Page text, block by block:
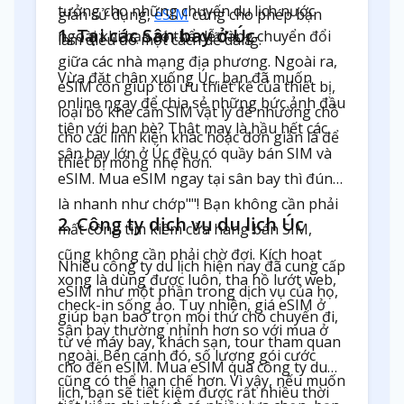
gian sử dụng,eSIMcũng cho phép bạn
làm điều đó một cách dễ dàng.
tưởng cho những chuyến du lịch nước
ngoài khi bạn có thể dễ dàng chuyển đổi
giữa các nhà mạng địa phương. Ngoài ra,
eSIM còn giúp tối ưu thiết kế của thiết bị,
loại bỏ khe cắm SIM vật lý để nhường chỗ
cho các linh kiện khác hoặc đơn giản là để
thiết bị mỏng nhẹ hơn.
1. Tại các Sân bay ở Úc
Vừa đặt chân xuống Úc, bạn đã muốn
online ngay để chia sẻ những bức ảnh đầu
tiên với bạn bè? Thật may là hầu hết các
sân bay lớn ở Úc đều có quầy bán SIM và
eSIM. Mua eSIM ngay tại sân bay thì đúng
là nhanh như chớp""! Bạn không cần phải
mất công tìm kiếm cửa hàng bán SIM,
cũng không cần phải chờ đợi. Kích hoạt
xong là dùng được luôn, tha hồ lướt web,
check-in sống ảo. Tuy nhiên, giá eSIM ở
sân bay thường nhỉnh hơn so với mua ở
ngoài. Bên cạnh đó, số lượng gói cước
cũng có thể hạn chế hơn. Vì vậy, nếu muốn
2. Công ty dịch vụ du lịch Úc
Nhiều công ty du lịch hiện nay đã cung cấp
eSIM như một phần trong dịch vụ của họ,
giúp bạn bao trọn mọi thứ cho chuyến đi,
từ vé máy bay, khách sạn, tour tham quan
cho đến eSIM. Mua eSIM qua công ty du
lịch, bạn sẽ tiết kiệm được rất nhiều thời